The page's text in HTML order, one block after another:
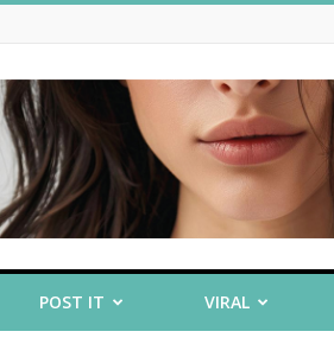
POST IT VIRAL